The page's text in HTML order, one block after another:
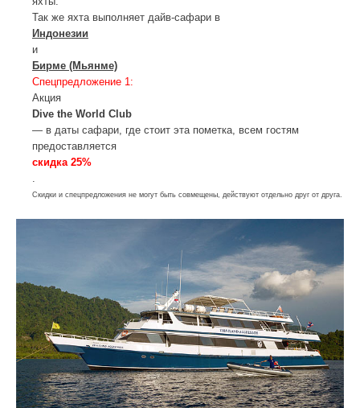
Так же яхта выполняет дайв-сафари в
Индонезии
и
Бирме (Мьянме)
Спецпредложение 1:
Акция
Dive the World Club
— в даты сафари, где стоит эта пометка, всем гостям
предоставляется
скидка 25%
.
Скидки и спецпредложения не могут быть совмещены, действуют отдельно друг от друга.